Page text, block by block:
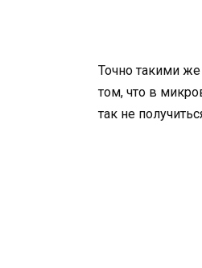
Точно такими
том, что в
так не